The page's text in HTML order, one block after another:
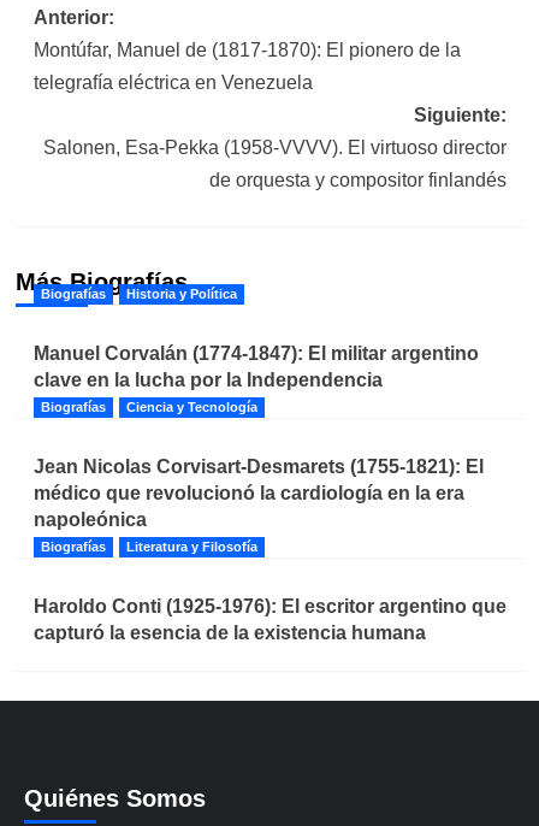
Navegación
de
entradas
Anterior:
Montúfar, Manuel de (1817-1870): El pionero de la
telegrafía eléctrica en Venezuela
Siguiente:
Salonen, Esa-Pekka (1958-VVVV). El virtuoso director
de orquesta y compositor finlandés
Más Biografías
Biografías Historia y Política
Manuel Corvalán (1774-1847): El militar argentino
clave en la lucha por la Independencia
Biografías Ciencia y Tecnología
Jean Nicolas Corvisart-Desmarets (1755-1821): El
médico que revolucionó la cardiología en la era
napoleónica
Biografías Literatura y Filosofía
Haroldo Conti (1925-1976): El escritor argentino que
capturó la esencia de la existencia humana
Quiénes Somos